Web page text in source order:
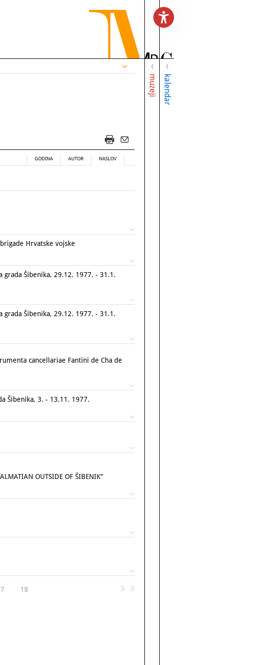
muzeji kalendar
GODINA AUTOR NASLOV
Hrvatske vojske
grada Šibenika, 29.12. 1977. - 31.1.
grada Šibenika, 29.12. 1977. - 31.1.
cancellariae Fantini de Cha de
Šibenika, 3. - 13.11. 1977.
OUTSIDE OF ŠIBENIK"
18